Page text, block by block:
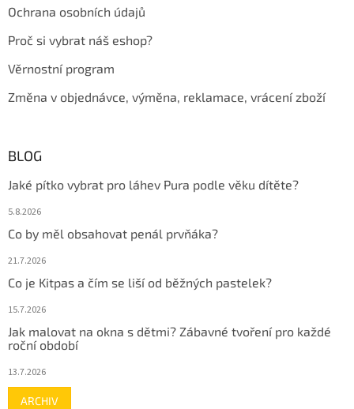
Ochrana osobních údajů
Proč si vybrat náš eshop?
Věrnostní program
Změna v objednávce, výměna, reklamace, vrácení zboží
BLOG
Jaké pítko vybrat pro láhev Pura podle věku dítěte?
5.8.2026
Co by měl obsahovat penál prvňáka?
21.7.2026
Co je Kitpas a čím se liší od běžných pastelek?
15.7.2026
Jak malovat na okna s dětmi? Zábavné tvoření pro každé
roční období
13.7.2026
ARCHIV